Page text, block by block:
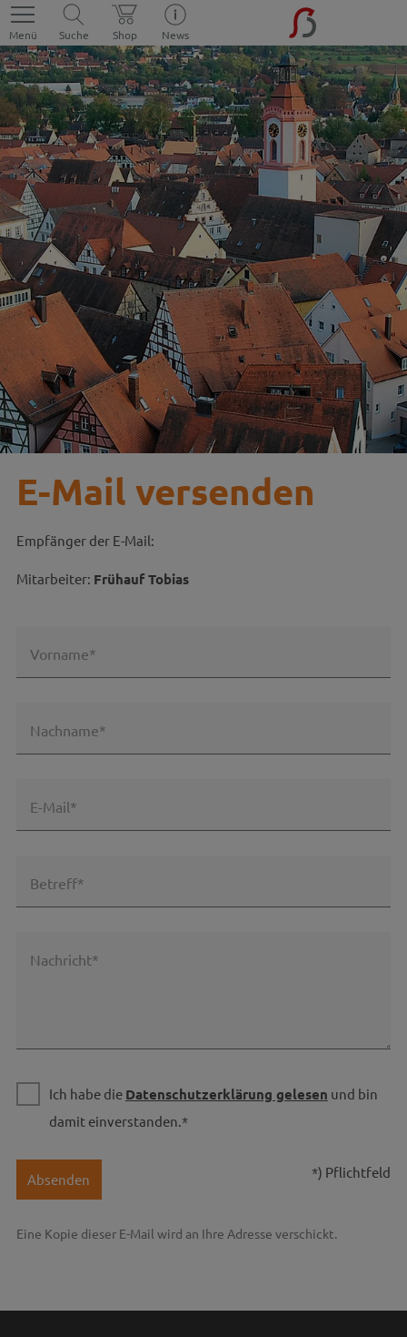
Menü Suche Shop News
E-Mail versenden
Empfänger der E-Mail:
Mitarbeiter: Frühauf Tobias
Vorname*
Nachname*
E-Mail*
Betreff*
Nachricht*
Ich habe die Datenschutzerklärung gelesen und bin
damit einverstanden.*
Absenden *) Pflichtfeld
Eine Kopie dieser E-Mail wird an Ihre Adresse verschickt.